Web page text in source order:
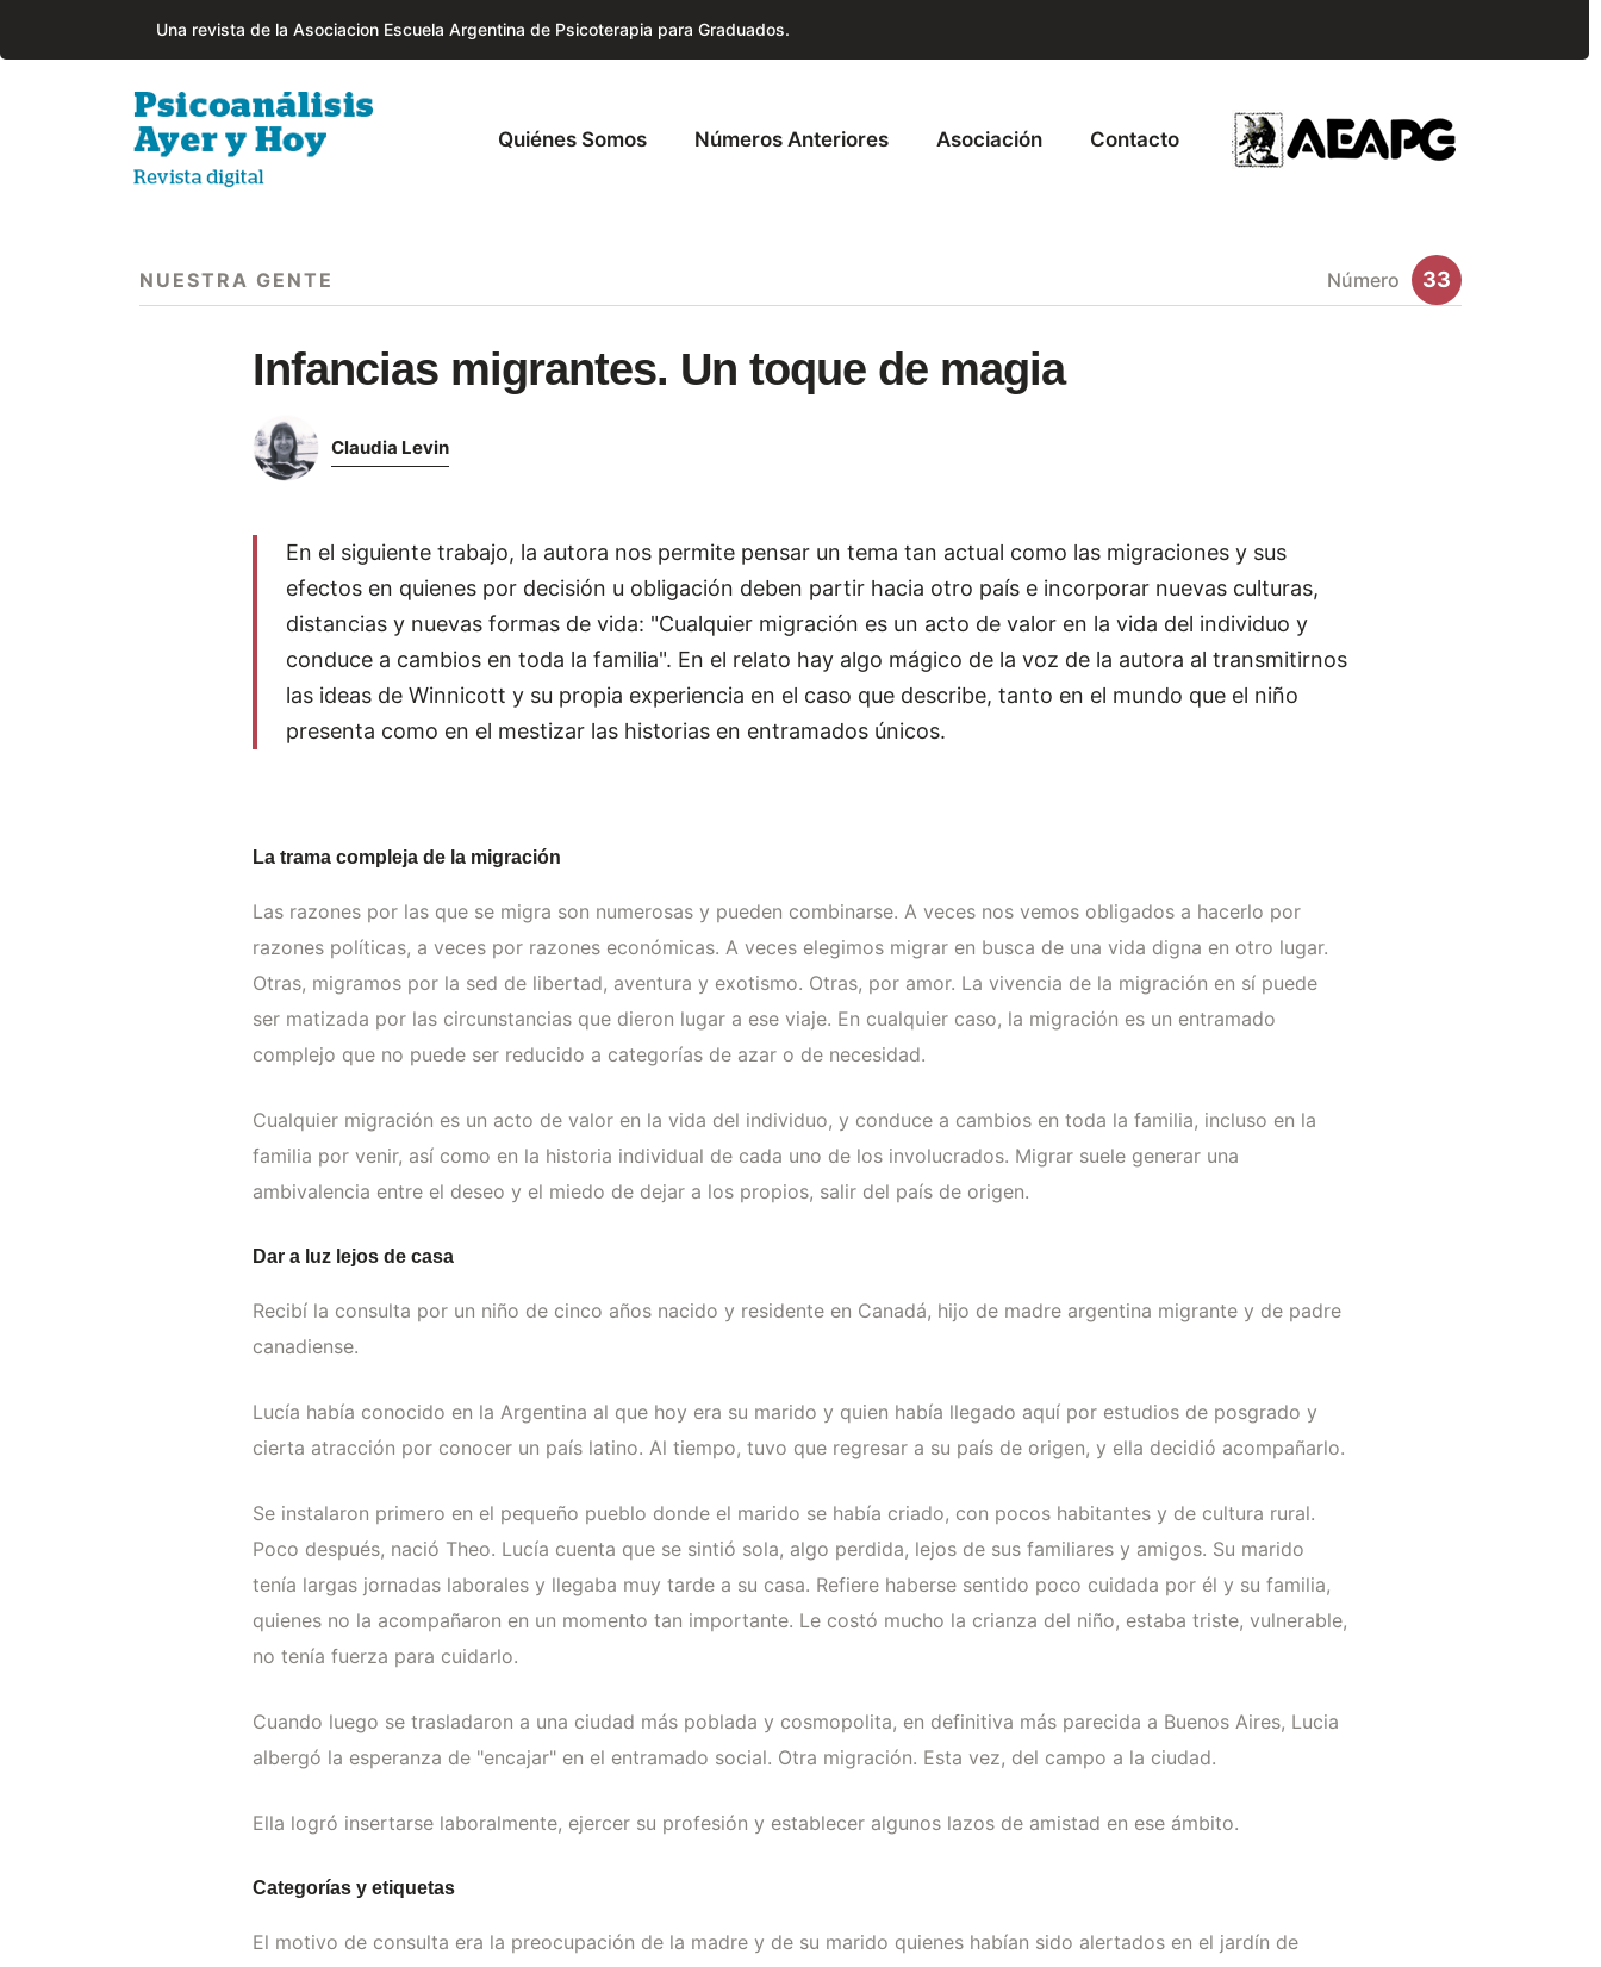
Una revista de la Asociacion Escuela Argentina de Psicoterapia para Graduados.
Quiénes Somos Números Anteriores Asociación Contacto
NUESTRA GENTE Número 33
Infancias migrantes. Un toque de magia
Claudia Levin
En el siguiente trabajo, la autora nos permite pensar un tema tan actual como las migraciones y sus
efectos en quienes por decisión u obligación deben partir hacia otro país e incorporar nuevas culturas,
distancias y nuevas formas de vida: "Cualquier migración es un acto de valor en la vida del individuo y
conduce a cambios en toda la familia". En el relato hay algo mágico de la voz de la autora al transmitirnos
las ideas de Winnicott y su propia experiencia en el caso que describe, tanto en el mundo que el niño
presenta como en el mestizar las historias en entramados únicos.
La trama compleja de la migración
Las razones por las que se migra son numerosas y pueden combinarse. A veces nos vemos obligados a hacerlo por
razones políticas, a veces por razones económicas. A veces elegimos migrar en busca de una vida digna en otro lugar.
Otras, migramos por la sed de libertad, aventura y exotismo. Otras, por amor. La vivencia de la migración en sí puede
ser matizada por las circunstancias que dieron lugar a ese viaje. En cualquier caso, la migración es un entramado
complejo que no puede ser reducido a categorías de azar o de necesidad.
Cualquier migración es un acto de valor en la vida del individuo, y conduce a cambios en toda la familia, incluso en la
familia por venir, así como en la historia individual de cada uno de los involucrados. Migrar suele generar una
ambivalencia entre el deseo y el miedo de dejar a los propios, salir del país de origen.
Dar a luz lejos de casa
Recibí la consulta por un niño de cinco años nacido y residente en Canadá, hijo de madre argentina migrante y de padre
canadiense.
Lucía había conocido en la Argentina al que hoy era su marido y quien había llegado aquí por estudios de posgrado y
cierta atracción por conocer un país latino. Al tiempo, tuvo que regresar a su país de origen, y ella decidió acompañarlo.
Se instalaron primero en el pequeño pueblo donde el marido se había criado, con pocos habitantes y de cultura rural.
Poco después, nació Theo. Lucía cuenta que se sintió sola, algo perdida, lejos de sus familiares y amigos. Su marido
tenía largas jornadas laborales y llegaba muy tarde a su casa. Refiere haberse sentido poco cuidada por él y su familia,
quienes no la acompañaron en un momento tan importante. Le costó mucho la crianza del niño, estaba triste, vulnerable,
no tenía fuerza para cuidarlo.
Cuando luego se trasladaron a una ciudad más poblada y cosmopolita, en definitiva más parecida a Buenos Aires, Lucia
albergó la esperanza de "encajar" en el entramado social. Otra migración. Esta vez, del campo a la ciudad.
Ella logró insertarse laboralmente, ejercer su profesión y establecer algunos lazos de amistad en ese ámbito.
Categorías y etiquetas
El motivo de consulta era la preocupación de la madre y de su marido quienes habían sido alertados en el jardín de